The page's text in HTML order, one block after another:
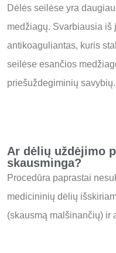
Dėlės seilėse yra
medžiagų. Svarbiausia iš
antikoaguliantas, kuris
seilėse esančios
priešuždegiminių savybių.
Ar dėlių uždėjimo
skausminga?
Procedūra paprastai
medicininių dėlių
(skausmą malšinančių) ir